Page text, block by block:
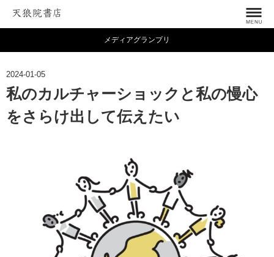
メディアグランプリ
2024-01-05
私のカルチャーショックと私の慢心
をさらけ出して伝えたい